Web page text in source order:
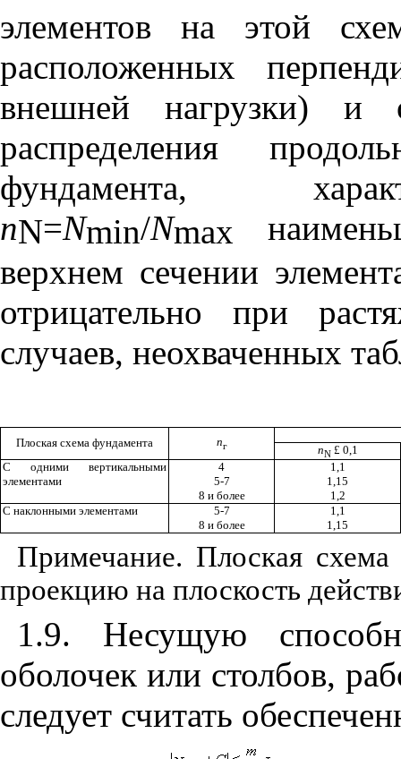
элементов на этой
расположенных
внешней нагрузки) и
распределения
фундамента,
nN=Nmin/Nmax
верхнем сечении
отрицательно при
случаев, неохваченных
Плоская схема фундамента nг nN £ 0,1
С одними вертикальными
элементами
4
1,1
5-7
1,15
8 и более
1,2
С наклонными элементами
5-7
1,1
8 и более
1,15
Примечание. Плоская схема
проекцию на плоскость
1.9. Несущую
оболочек или столбов,
следует считать